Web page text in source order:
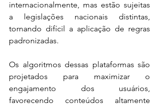
internacionalmente, mas estão sujeitas
a legislações nacionais distintas,
tornando difícil a aplicação de regras
padronizadas.
Os algoritmos dessas plataformas são
projetados para maximizar o
engajamento dos usuários,
favorecendo conteúdos altamente